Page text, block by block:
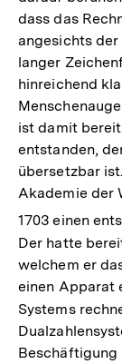
dass das
angesichts
langer
hinreichend
ist damit
entstanden,
übersetzbar
Akademie der
1703 einen
Der hatte
welchem er
einen Apparat
Systems
Beschäftigung